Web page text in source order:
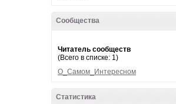
Сообщества
Читатель сообществ
(Всего в списке: 1)
О_Самом_Интересном
Статистика